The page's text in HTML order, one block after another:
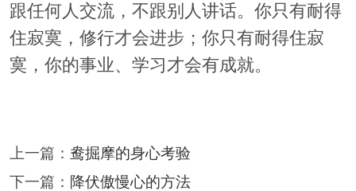
跟任何人交流，不跟别人讲话。你只有耐得
住寂寞，修行才会进步；你只有耐得住寂
寞，你的事业、学习才会有成就。
上一篇： 鸯掘摩的身心考验
下一篇： 降伏傲慢心的方法